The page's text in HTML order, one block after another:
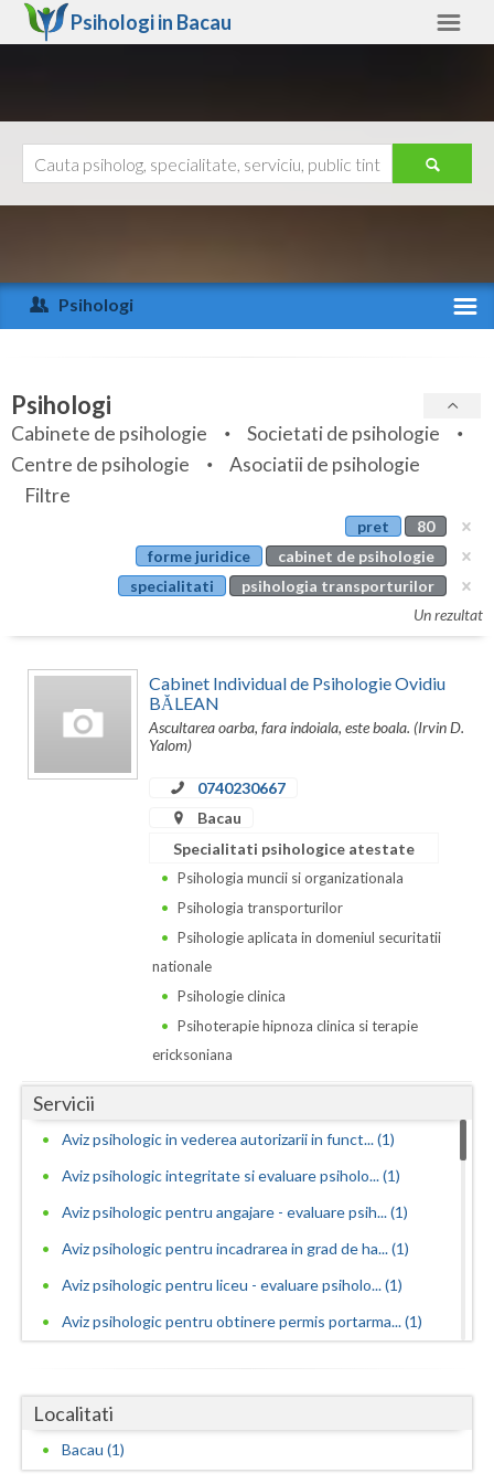
Psihologi in Bacau
Arad
Arges
Bihor
Bistrita-Nasaud
Botosani
Bucuresti
Calarasi
Caras-Severin
Giurgiu
Gorj
Harghita
Hunedoara
Ialomita
Ilfov
Maramures
Mehedinti
Ajutor
Psihologi
Specialitati
Servicii
Articole
Cabinet
Psihologi
Cabinete de psihologie
Societati de psihologie
Centre de psihologie
Asociatii de psihologie
Filtre
pret
80
forme juridice
cabinet de psihologie
specialitati
psihologia transporturilor
Un rezultat
Cabinet Individual de Psihologie Ovidiu
BĂLEAN
Ascultarea oarba, fara indoiala, este boala. (Irvin D.
Yalom)
0740230667
Bacau
Specialitati psihologice atestate
Psihologia muncii si organizationala
Psihologia transporturilor
Psihologie aplicata in domeniul securitatii
nationale
Psihologie clinica
Psihoterapie hipnoza clinica si terapie
ericksoniana
Servicii
Aviz psihologic in vederea autorizarii in funct... (1)
Aviz psihologic integritate si evaluare psiholo... (1)
Aviz psihologic pentru angajare - evaluare psih... (1)
Aviz psihologic pentru incadrarea in grad de ha... (1)
Aviz psihologic pentru liceu - evaluare psiholo... (1)
Aviz psihologic pentru obtinere permis portarma... (1)
Aviz psihologic pentru ocuparea functiilor publ... (1)
Aviz psihologic pentru scoala - evaluare psihol... (1)
Localitati
Bacau (1)